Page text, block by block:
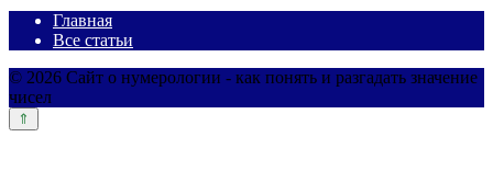
Главная
Все статьи
© 2026 Сайт о нумерологии - как понять и разгадать значение
чисел